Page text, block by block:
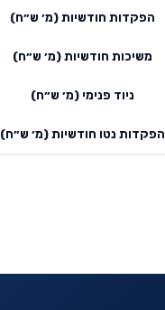
הפקדות חודשיות (מ׳ ש״ח)
משיכות חודשיות (מ׳ ש״ח)
ניוד פנימי (מ׳ ש״ח)
הפקדות נטו חודשיות (מ׳ ש״ח)